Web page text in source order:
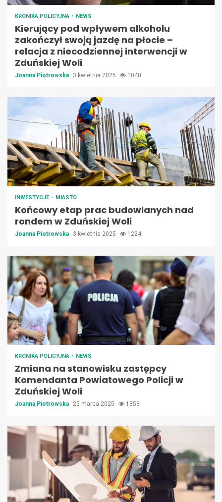
KRONIKA POLICYJNA NEWS
Kierujący pod wpływem alkoholu
zakończył swoją jazdę na płocie –
relacja z niecodziennej interwencji w
Zduńskiej Woli
Joanna Piotrowska 3 kwietnia 2025 1040
INWESTYCJE MIASTO
Końcowy etap prac budowlanych nad
rondem w Zduńskiej Woli
Joanna Piotrowska 3 kwietnia 2025 1224
KRONIKA POLICYJNA NEWS
Zmiana na stanowisku zastępcy
Komendanta Powiatowego Policji w
Zduńskiej Woli
Joanna Piotrowska 25 marca 2025 1353